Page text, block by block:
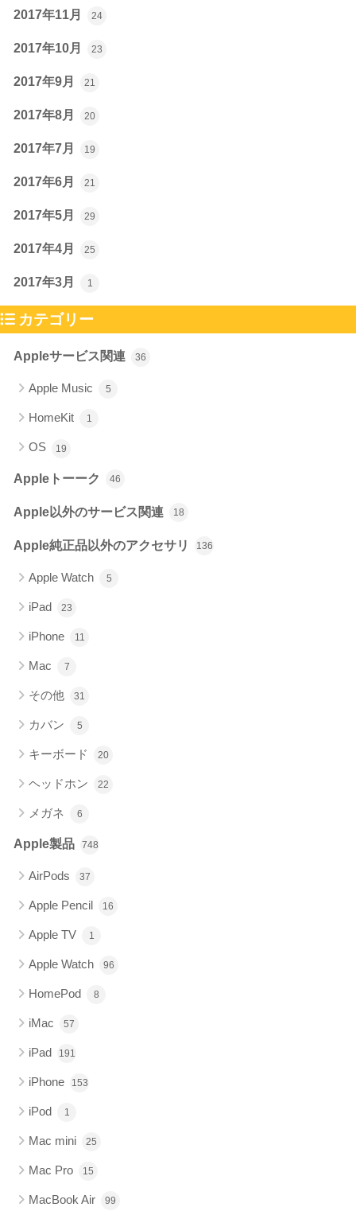
2017年11月 24
2017年10月 23
2017年9月 21
2017年8月 20
2017年7月 19
2017年6月 21
2017年5月 29
2017年4月 25
2017年3月 1
カテゴリー
Appleサービス関連 36
Apple Music 5
HomeKit 1
OS 19
Appleトーーク 46
Apple以外のサービス関連 18
Apple純正品以外のアクセサリ 136
Apple Watch 5
iPad 23
iPhone 11
Mac 7
その他 31
カバン 5
キーボード 20
ヘッドホン 22
メガネ 6
Apple製品 748
AirPods 37
Apple Pencil 16
Apple TV 1
Apple Watch 96
HomePod 8
iMac 57
iPad 191
iPhone 153
iPod 1
Mac mini 25
Mac Pro 15
MacBook Air 99